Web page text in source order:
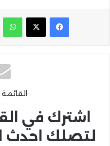
القائمة
اشترك في
لتصلك احدث